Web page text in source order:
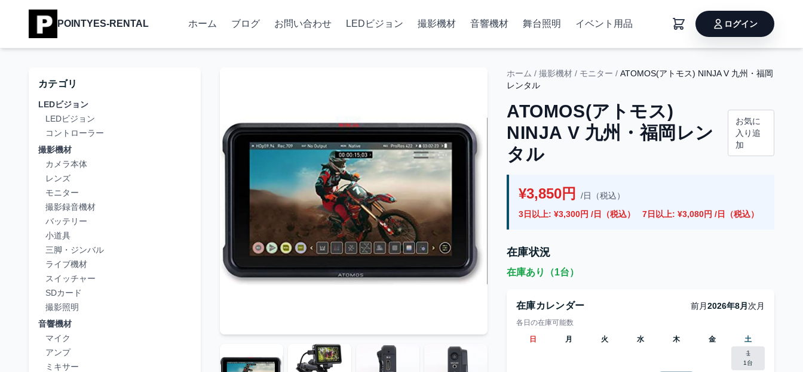
POINTYES-RENTAL ホーム ブログ お問い合わせ LEDビジョン 撮影機材 音響機材 舞台照明 イベント用品 ログイン
カテゴリ
LEDビジョン
LEDビジョン
コントローラー
撮影機材
カメラ本体
レンズ
モニター
撮影録音機材
バッテリー
小道具
三脚・ジンバル
ライブ機材
スイッチャー
SDカード
撮影照明
音響機材
マイク
アンプ
ミキサー
ホーム / 撮影機材 / モニター / ATOMOS(アトモス) NINJA V 九州・福岡
レンタル
ATOMOS(アトモス)
NINJA V 九州・福岡レン
タル
お気に
入り追
加
¥3,850円
/日（税込）
3日以上: ¥3,300円 /日（税込）
7日以上: ¥3,080円 /日（税込）
在庫状況
在庫あり（1台）
在庫カレンダー 前月2026年8月 次月
各日の在庫可能数
日
月 火 水 木 金
土
1
1台